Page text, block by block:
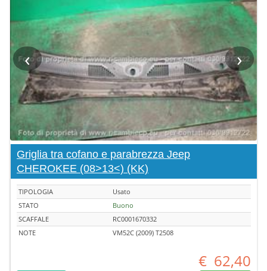
‹ ›
Griglia tra cofano e parabrezza Jeep
CHEROKEE (08>13<) (KK)
TIPOLOGIA
Usato
STATO
Buono
SCAFFALE
RC0001670332
NOTE
VM52C (2009) T2508
€ 62,40